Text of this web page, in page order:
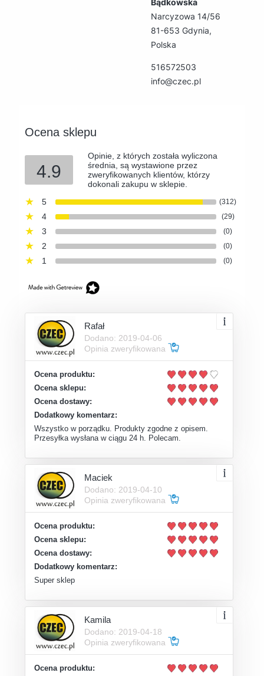
Narcyzowa 14/56
81-653 Gdynia,
Polska
516572503
info@czec.pl
Ocena sklepu
4.9
Opinie, z których została wyliczona
średnia, są wystawione przez
zweryfikowanych klientów, którzy
dokonali zakupu w sklepie.
5
(312)
4 (29)
3 (0)
2 (0)
1 (0)
Rafał
Dodano: 2019-04-06
Opinia zweryfikowana
Ocena produktu:
Ocena sklepu:
Ocena dostawy:
Dodatkowy komentarz:
Wszystko w porządku. Produkty zgodne z opisem.
Przesyłka wysłana w ciągu 24 h. Polecam.
Maciek
Dodano: 2019-04-10
Opinia zweryfikowana
Ocena produktu:
Ocena sklepu:
Ocena dostawy:
Dodatkowy komentarz:
Super sklep
Kamila
Dodano: 2019-04-18
Opinia zweryfikowana
Ocena produktu: